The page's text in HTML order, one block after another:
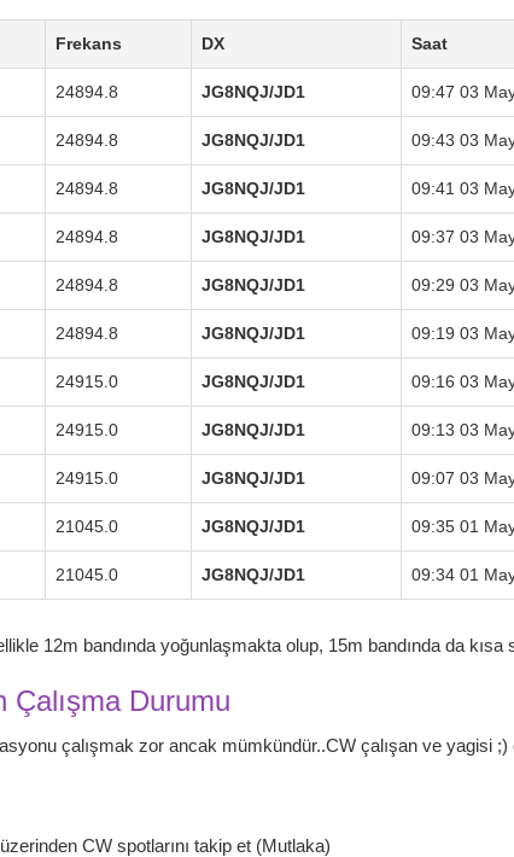
Frekans DX Saat
24894.8 JG8NQJ/JD1 09:47 03
24894.8 JG8NQJ/JD1 09:43 03
24894.8 JG8NQJ/JD1 09:41 03
24894.8 JG8NQJ/JD1 09:37 03
24894.8 JG8NQJ/JD1 09:29 03
24894.8 JG8NQJ/JD1 09:19 03
24915.0 JG8NQJ/JD1 09:16 03
24915.0 JG8NQJ/JD1 09:13 03
24915.0 JG8NQJ/JD1 09:07 03
21045.0 JG8NQJ/JD1 09:35 01
21045.0 JG8NQJ/JD1 09:34 01
12m bandında yoğunlaşmakta olup, 15m bandında da
Çalışma Durumu
çalışmak zor ancak mümkündür..CW çalışan ve yagisi
CW spotlarını takip et (Mutlaka)